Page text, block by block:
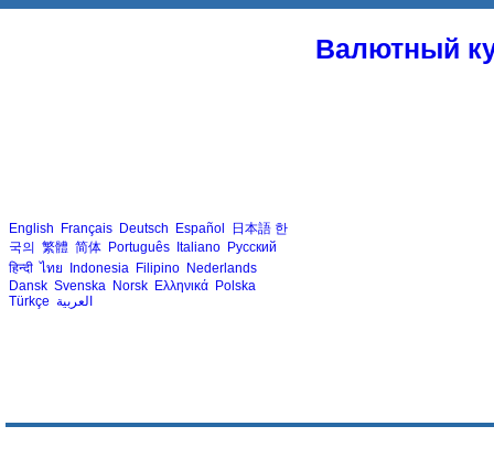
Валютный
English Français Deutsch Español 日本語 한
국의 繁體 简体 Português Italiano Русский
हिन्दी ไทย Indonesia Filipino Nederlands
Dansk Svenska Norsk Ελληνικά Polska
Türkçe العربية